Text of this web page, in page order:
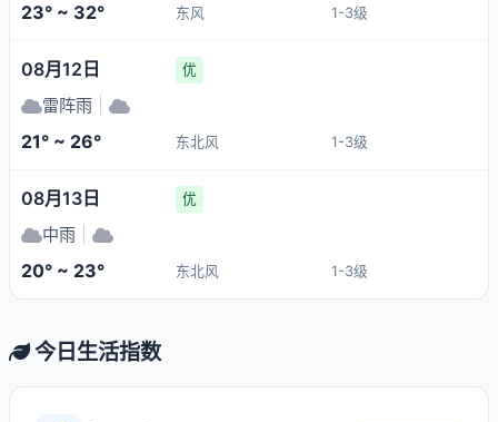
23° ~ 32° 东风 1-3级
08月12日 优
雷阵雨
21° ~ 26° 东北风 1-3级
08月13日 优
中雨
20° ~ 23° 东北风 1-3级
今日生活指数